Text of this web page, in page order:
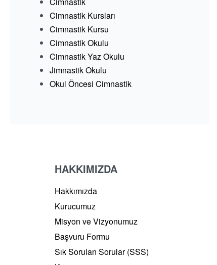
Cimnastik Kursları
Cimnastik Kursu
Cimnastik Okulu
Cimnastik Yaz Okulu
Jimnastik Okulu
Okul Öncesi Cimnastik
HAKKIMIZDA
Hakkımızda
Kurucumuz
Misyon ve Vizyonumuz
Başvuru Formu
Sık Sorulan Sorular (SSS)